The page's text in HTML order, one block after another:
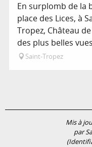
En surplomb de la
place des Lices, à
Tropez, Château
des plus belles
Saint-Tropez
Mis à
par